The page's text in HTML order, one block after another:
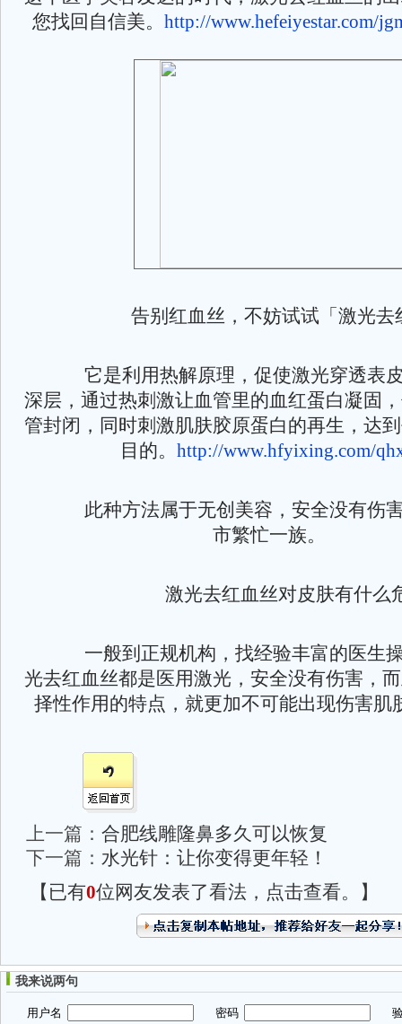
您找回自信美。 http://www.hefeiyestar.com/
告别红血丝，不妨试试「激光去
它是利用热解原理，促使激光穿透表
深层，通过热刺激让血管里的血红蛋白凝固
管封闭，同时刺激肌肤胶原蛋白的再生，达
目的。 http://www.hfyixing.com/
此种方法属于无创美容，安全没有伤
市繁忙一族。
激光去红血丝对皮肤有什么
一般到正规机构，找经验丰富的医生
光去红血丝都是医用激光，安全没有伤害，
择性作用的特点，就更加不可能出现伤害肌
上一篇： 合肥线雕隆鼻多久可以恢复
下一篇： 水光针：让你变得更年轻！
【已有0位网友发表了看法，点击查看。】
我来说两句
用户名 密码 验